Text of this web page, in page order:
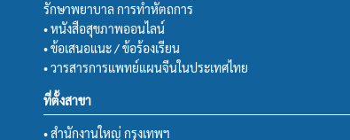
รักษาพยาบาล การทำหัตถการ
• หนังสือสุขภาพออนไลน์
• ข้อเสนอแนะ / ข้อร้องเรียน
• วารสารการแพทย์แผนจีนในประเทศไทย
ที่ตั้งสาขา
• สำนักงานใหญ่ กรุงเทพฯ